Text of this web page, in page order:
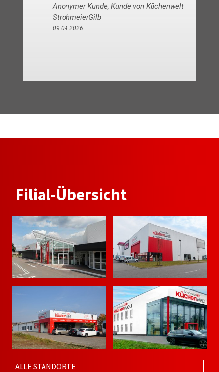
Anonymer Kunde, Kunde von Küchenwelt
StrohmeierGilb
09.04.2026
Filial-Übersicht
ALLE STANDORTE